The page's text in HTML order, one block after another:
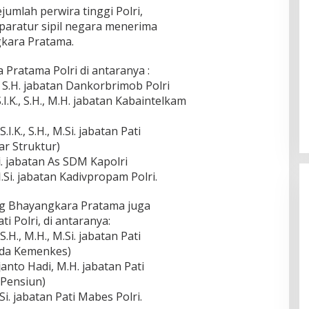
perwira tinggi Polri,
sipil negara menerima
Pratama.
Polri di antaranya :
jabatan Dankorbrimob Polri
S.H., M.H. jabatan Kabaintelkam
S.H., M.Si. jabatan Pati
Struktur)
jabatan As SDM Kapolri
jabatan Kadivpropam Polri.
Bhayangkara Pratama juga
Polri, di antaranya:
M.H., M.Si. jabatan Pati
Kemenkes)
Hadi, M.H. jabatan Pati
jabatan Pati Mabes Polri.
Ingklut Penjelasan Agus Flores
Soal Kinerja Polri Di Hari